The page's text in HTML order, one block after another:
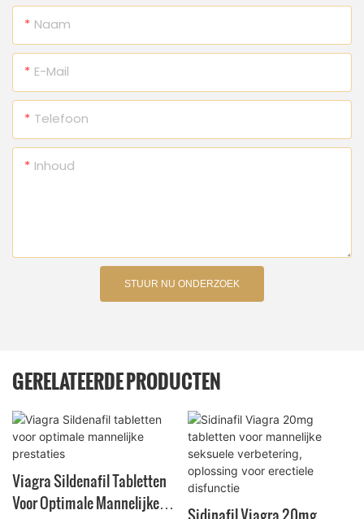
Naam
E-Mail
Telefoon
Inhoud
STUUR NU ONDERZOEK
GERELATEERDE PRODUCTEN
Viagra Sildenafil Tabletten
Voor Optimale Mannelijke
Sidinafil Viagra 20mg